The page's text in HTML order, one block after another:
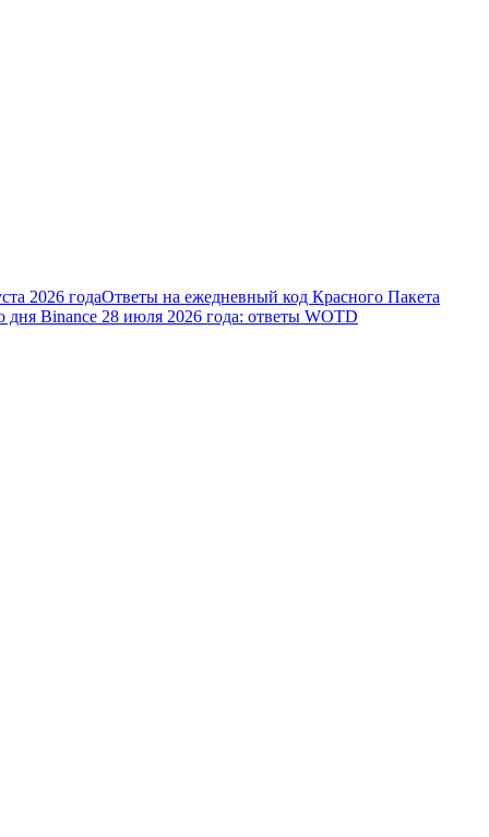
2026 годаОтветы на ежедневный код Красного Пакета
дня Binance 28 июля 2026 года: ответы WOTD